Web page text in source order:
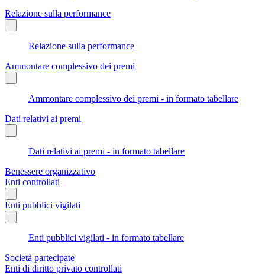
Relazione sulla performance
Relazione sulla performance
Ammontare complessivo dei premi
Ammontare complessivo dei premi - in formato tabellare
Dati relativi ai premi
Dati relativi ai premi - in formato tabellare
Benessere organizzativo
Enti controllati
Enti pubblici vigilati
Enti pubblici vigilati - in formato tabellare
Società partecipate
Enti di diritto privato controllati